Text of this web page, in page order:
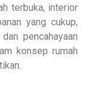
terbuka, interior
yang cukup,
pencahayaan
konsep rumah